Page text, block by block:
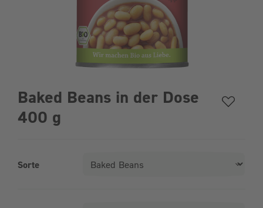
Baked Beans in der Dose
400 g
Sorte